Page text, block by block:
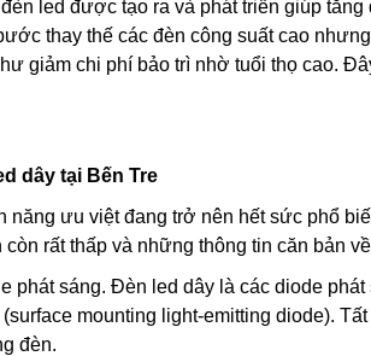
led được tạo ra và phát triển giúp
thay thế các đèn công suất cao
giảm chi phí bảo trì nhờ tuổi thọ cao.
dây tại Bến Tre
năng ưu việt đang trở nên hết sức phổ
còn rất thấp và những thông tin căn bản
phát sáng. Đèn led dây là các diode
mounting light-emitting diode).
đèn.